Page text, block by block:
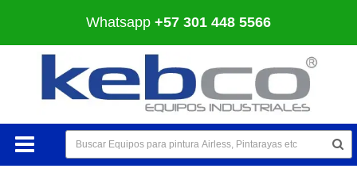
Whatsapp +57 301 448 5566